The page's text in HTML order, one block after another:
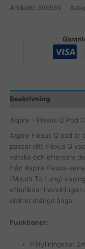
Q
Artikelnr: 396986
Beskrivning
Aspire – Flexus Q Pod
Aspire Flexus Q pod
passar ditt Flexus Q
vätska och eftersom
från Aspire Flexus-
(Mouth To Lung)
efterliknar
diskret mängd ånga.
Funktioner:
Påfyllningsbar